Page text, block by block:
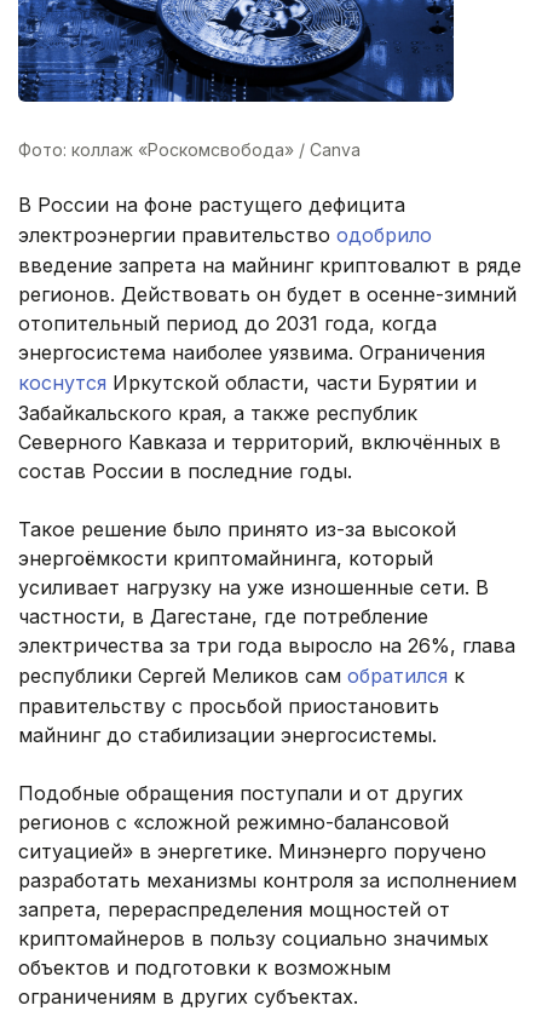
Фото: коллаж «Роскомсвобода» / Canva
В России на фоне растущего дефицита
электроэнергии правительство одобрило
введение запрета на майнинг криптовалют в ряде
регионов. Действовать он будет в осенне-зимний
отопительный период до 2031 года, когда
энергосистема наиболее уязвима. Ограничения
коснутся Иркутской области, части Бурятии и
Забайкальского края, а также республик
Северного Кавказа и территорий, включённых в
состав России в последние годы.
Такое решение было принято из-за высокой
энергоёмкости криптомайнинга, который
усиливает нагрузку на уже изношенные сети. В
частности, в Дагестане, где потребление
электричества за три года выросло на 26%, глава
республики Сергей Меликов сам обратился к
правительству с просьбой приостановить
майнинг до стабилизации энергосистемы.
Подобные обращения поступали и от других
регионов с «сложной режимно-балансовой
ситуацией» в энергетике. Минэнерго поручено
разработать механизмы контроля за исполнением
запрета, перераспределения мощностей от
криптомайнеров в пользу социально значимых
объектов и подготовки к возможным
ограничениям в других субъектах.